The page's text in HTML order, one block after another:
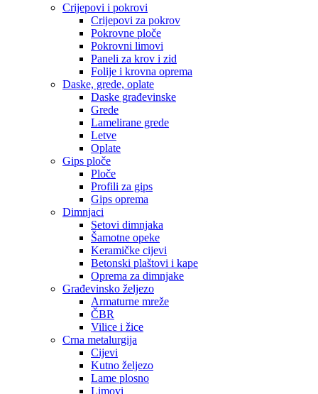
Crijepovi i pokrovi
Crijepovi za pokrov
Pokrovne ploče
Pokrovni limovi
Paneli za krov i zid
Folije i krovna oprema
Daske, grede, oplate
Daske građevinske
Grede
Lamelirane grede
Letve
Oplate
Gips ploče
Ploče
Profili za gips
Gips oprema
Dimnjaci
Setovi dimnjaka
Šamotne opeke
Keramičke cijevi
Betonski plaštovi i kape
Oprema za dimnjake
Građevinsko željezo
Armaturne mreže
ČBR
Vilice i žice
Crna metalurgija
Cijevi
Kutno željezo
Lame plosno
Limovi